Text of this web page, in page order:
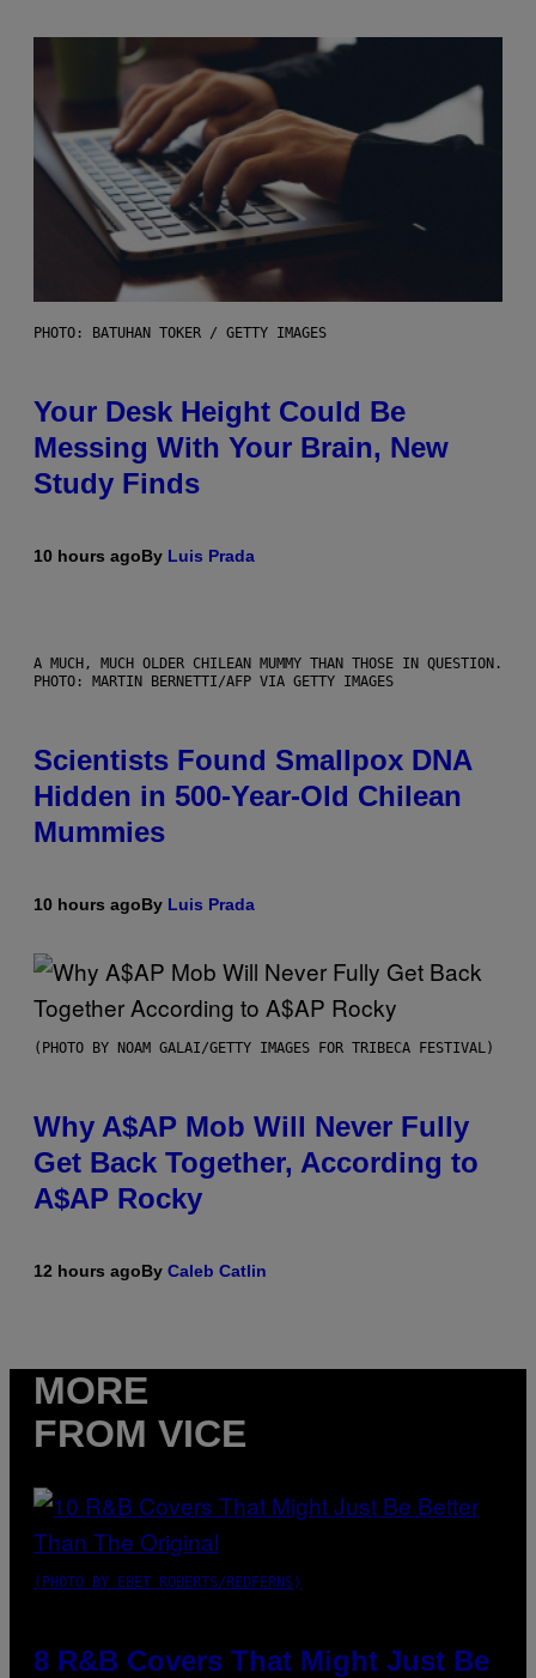
PHOTO: BATUHAN TOKER / GETTY IMAGES
Your Desk Height Could Be
Messing With Your Brain, New
Study Finds
10 hours agoBy Luis Prada
A MUCH, MUCH OLDER CHILEAN MUMMY THAN THOSE IN QUESTION.
PHOTO: MARTIN BERNETTI/AFP VIA GETTY IMAGES
Scientists Found Smallpox DNA
Hidden in 500-Year-Old Chilean
Mummies
10 hours agoBy Luis Prada
(PHOTO BY NOAM GALAI/GETTY IMAGES FOR TRIBECA FESTIVAL)
Why A$AP Mob Will Never Fully
Get Back Together, According to
A$AP Rocky
12 hours agoBy Caleb Catlin
MORE
FROM VICE
(PHOTO BY EBET ROBERTS/REDFERNS)
8 R&B Covers That Might Just Be